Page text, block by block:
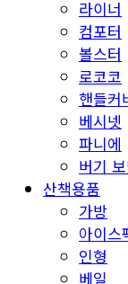
라이너
컴포터
볼스터
로코코
핸들커
베시넷
파니에
버기
산책용품
가방
아이스
인형
베일